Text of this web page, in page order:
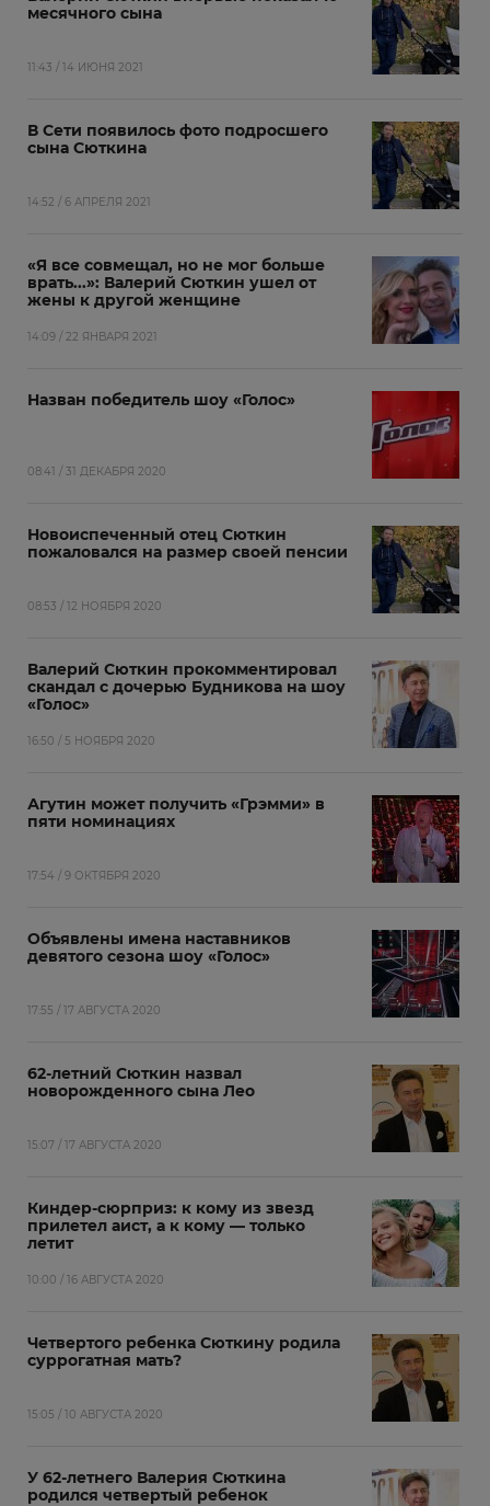
месячного сына
11:43 / 14 ИЮНЯ 2021
В Cети появилось фото подросшего
сына Сюткина
14:52 / 6 АПРЕЛЯ 2021
«Я все совмещал, но не мог больше
врать...»: Валерий Сюткин ушел от
жены к другой женщине
14:09 / 22 ЯНВАРЯ 2021
Назван победитель шоу «Голос»
08:41 / 31 ДЕКАБРЯ 2020
Новоиспеченный отец Сюткин
пожаловался на размер своей пенсии
08:53 / 12 НОЯБРЯ 2020
Валерий Сюткин прокомментировал
скандал с дочерью Будникова на шоу
«Голос»
16:50 / 5 НОЯБРЯ 2020
Агутин может получить «Грэмми» в
пяти номинациях
17:54 / 9 ОКТЯБРЯ 2020
Объявлены имена наставников
девятого сезона шоу «Голос»
17:55 / 17 АВГУСТА 2020
62-летний Сюткин назвал
новорожденного сына Лео
15:07 / 17 АВГУСТА 2020
Киндер-сюрприз: к кому из звезд
прилетел аист, а к кому — только
летит
10:00 / 16 АВГУСТА 2020
Четвертого ребенка Сюткину родила
суррогатная мать?
15:05 / 10 АВГУСТА 2020
У 62-летнего Валерия Сюткина
родился четвертый ребенок